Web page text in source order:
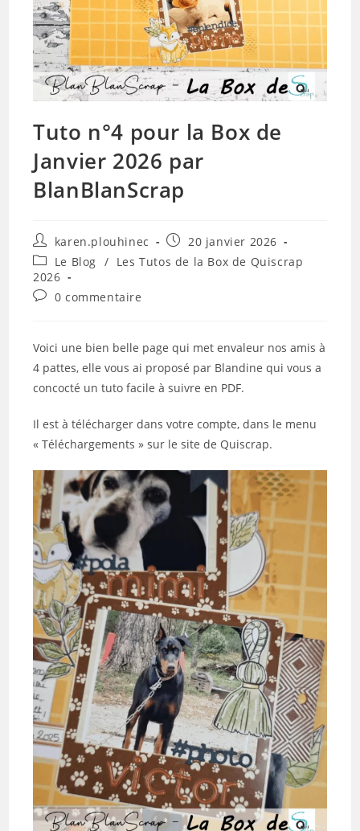
Tuto n°4 pour la Box de
Janvier 2026 par
BlanBlanScrap
Auteur/autrice
de
la
publication :
karen.plouhinec
Publication
publiée :
20 janvier 2026
Post
category:
Le Blog / Les Tutos de la Box de Quiscrap
2026
Commentaires
publication :
0 commentaire
Voici une bien belle page qui met envaleur nos amis à
4 pattes, elle vous ai proposé par Blandine qui vous a
concocté un tuto facile à suivre en PDF.
Il est à télécharger dans votre compte, dans le menu
« Téléchargements » sur le site de Quiscrap.